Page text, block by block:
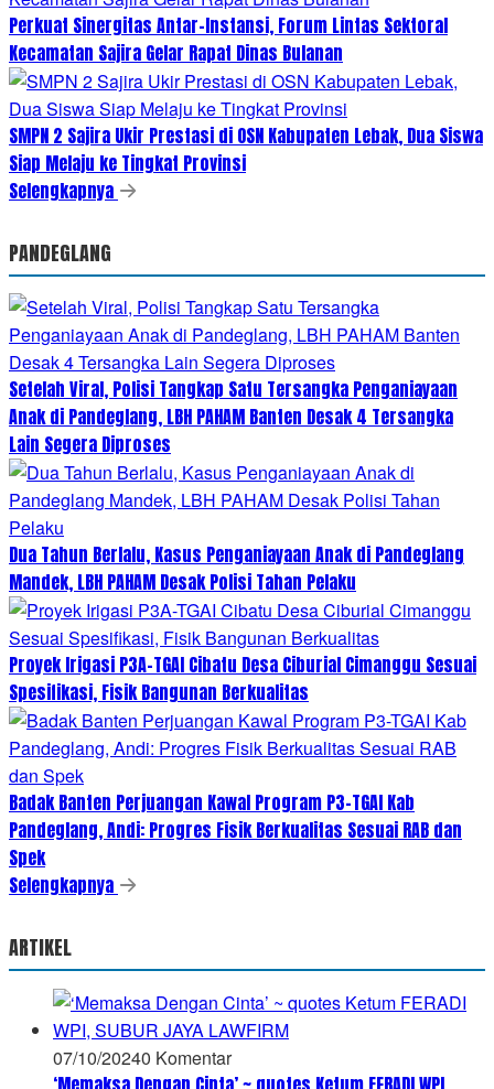
Perkuat Sinergitas Antar-Instansi, Forum Lintas Sektoral
Kecamatan Sajira Gelar Rapat Dinas Bulanan
SMPN 2 Sajira Ukir Prestasi di OSN Kabupaten Lebak, Dua Siswa
Siap Melaju ke Tingkat Provinsi
Selengkapnya
PANDEGLANG
Setelah Viral, Polisi Tangkap Satu Tersangka Penganiayaan
Anak di Pandeglang, LBH PAHAM Banten Desak 4 Tersangka
Lain Segera Diproses
Dua Tahun Berlalu, Kasus Penganiayaan Anak di Pandeglang
Mandek, LBH PAHAM Desak Polisi Tahan Pelaku
Proyek Irigasi P3A-TGAI Cibatu Desa Ciburial Cimanggu Sesuai
Spesifikasi, Fisik Bangunan Berkualitas
Badak Banten Perjuangan Kawal Program P3-TGAI Kab
Pandeglang, Andi: Progres Fisik Berkualitas Sesuai RAB dan
Spek
Selengkapnya
ARTIKEL
07/10/20240 Komentar